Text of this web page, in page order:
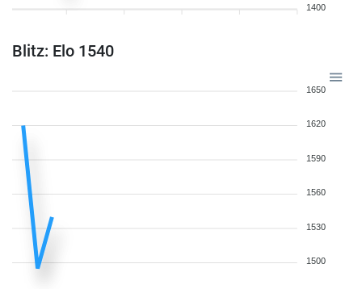
1400
Blitz: Elo 1540
1650
1620
1590
1560
1530
1500